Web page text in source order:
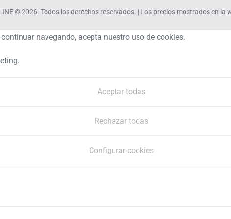
© 2026. Todos los derechos reservados. | Los precios mostrados en la
navegando, acepta nuestro uso de cookies.
Aceptar todas
Rechazar todas
Configurar cookies